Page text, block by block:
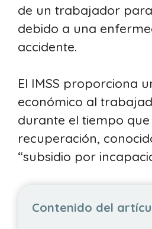
de un trabajador
debido a una
accidente.
El IMSS proporciona
económico al
durante el tiempo
recuperación,
“subsidio por
Contenido del